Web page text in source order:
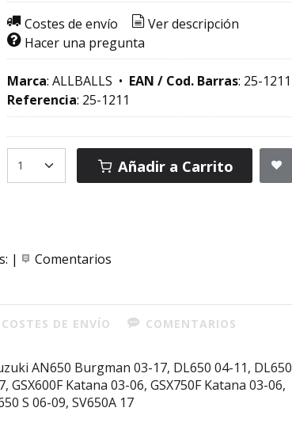
Costes de envío
Ver descripción
Hacer una pregunta
Marca: ALLBALLS • EAN / Cod. Barras: 25-1211
Referencia: 25-1211
Añadir a Carrito
| Comentarios
COSTES DE ENVÍO COMENTARIOS
AN650 Burgman 03-17, DL650 04-11, DL650
GSX600F Katana 03-06, GSX750F Katana 03-06,
S 06-09, SV650A 17